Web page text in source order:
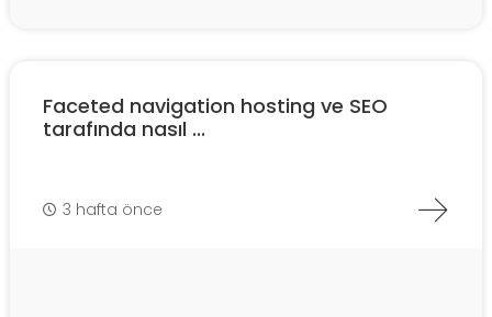
Faceted navigation hosting ve SEO
tarafında nasıl ...
3 hafta önce